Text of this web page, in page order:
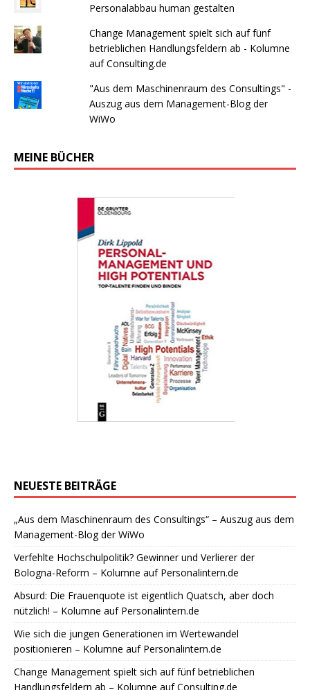
Personalabbau human gestalten
Change Management spielt sich auf fünf
betrieblichen Handlungsfeldern ab - Kolumne
auf Consulting.de
"Aus dem Maschinenraum des Consultings" -
Auszug aus dem Management-Blog der
WiWo
MEINE BÜCHER
NEUESTE BEITRÄGE
„Aus dem Maschinenraum des Consultings“ – Auszug aus dem
Management-Blog der WiWo
Verfehlte Hochschulpolitik? Gewinner und Verlierer der
Bologna-Reform – Kolumne auf Personalintern.de
Absurd: Die Frauenquote ist eigentlich Quatsch, aber doch
nützlich! – Kolumne auf Personalintern.de
Wie sich die jungen Generationen im Wertewandel
positionieren – Kolumne auf Personalintern.de
Change Management spielt sich auf fünf betrieblichen
Handlungsfeldern ab – Kolumne auf Consulting.de